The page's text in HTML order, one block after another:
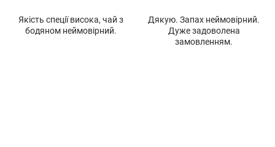
Якість спеції висока, чай з
бодяном неймовірний.
Дякую. Запах неймовірний.
Дуже задоволена
замовленням.